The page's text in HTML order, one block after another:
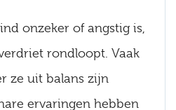
onzeker of angstig is,
rondloopt. Vaak
ze uit balans zijn
ervaringen hebben